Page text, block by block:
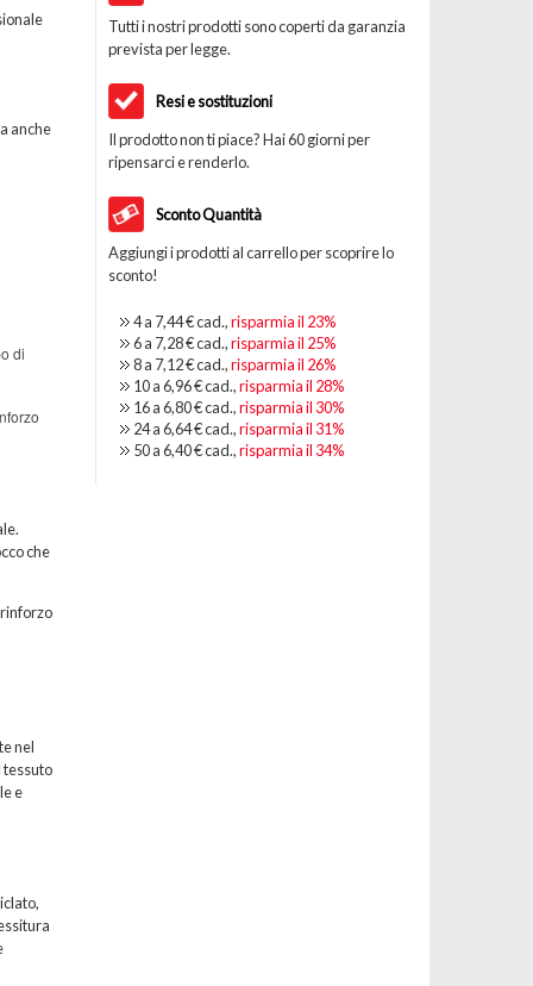
Tutti i nostri prodotti sono coperti da garanzia
prevista per legge.
Resi e sostituzioni
Il prodotto non ti piace? Hai 60 giorni per
ripensarci e renderlo.
Sconto Quantità
Aggiungi i prodotti al carrello per scoprire lo
sconto!
4 a 7,44 €cad.,risparmia il 23%
6 a 7,28 €cad.,risparmia il 25%
8 a 7,12 €cad.,risparmia il 26%
10 a6,96 €cad.,risparmia il 28%
16 a6,80 €cad.,risparmia il 30%
24 a6,64 €cad.,risparmia il 31%
50 a6,40 €cad.,risparmia il 34%
anche
di
che
nel
tessuto
e